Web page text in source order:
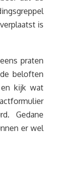
is
praten
beloften
kijk wat
Gedane
er wel